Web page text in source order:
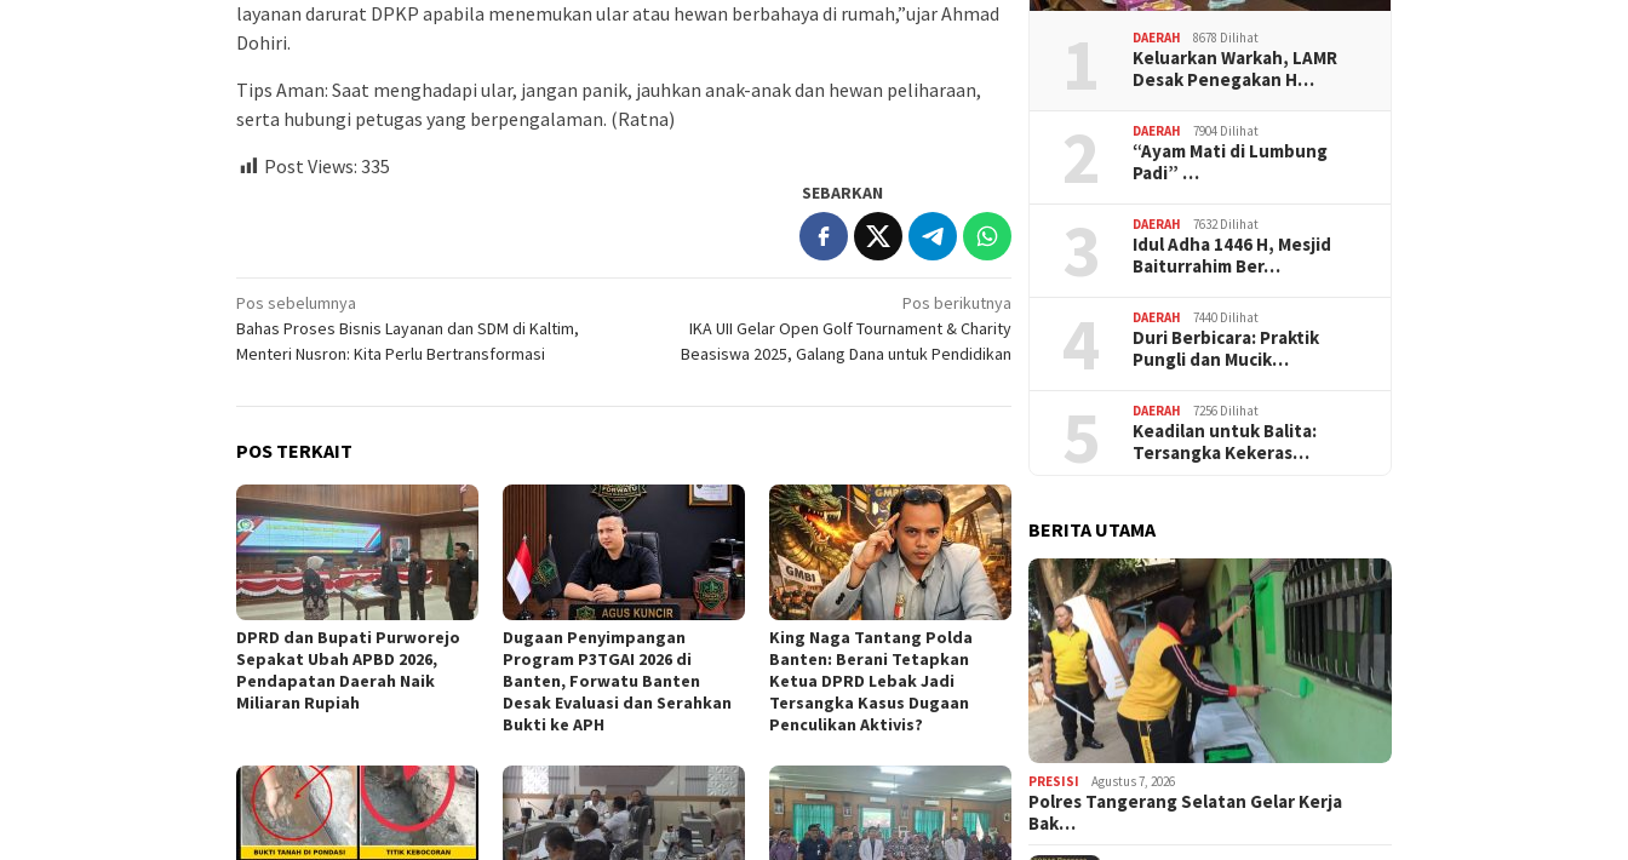
layanan darurat DPKP apabila menemukan ular atau hewan berbahaya di rumah,”ujar Ahmad
Dohiri.
Tips Aman: Saat menghadapi ular, jangan panik, jauhkan anak-anak dan hewan peliharaan,
serta hubungi petugas yang berpengalaman. (Ratna)
Post Views: 335
SEBARKAN
Navigasi
pos
Pos sebelumnya
Bahas Proses Bisnis Layanan dan SDM di Kaltim,
Menteri Nusron: Kita Perlu Bertransformasi
Pos berikutnya
IKA UII Gelar Open Golf Tournament & Charity
Beasiswa 2025, Galang Dana untuk Pendidikan
POS TERKAIT
DPRD dan Bupati Purworejo
Sepakat Ubah APBD 2026,
Pendapatan Daerah Naik
Miliaran Rupiah ‎
Dugaan Penyimpangan
Program P3TGAI 2026 di
Banten, Forwatu Banten
Desak Evaluasi dan Serahkan
Bukti ke APH
‎King Naga Tantang Polda
Banten: Berani Tetapkan
Ketua DPRD Lebak Jadi
Tersangka Kasus Dugaan
Penculikan Aktivis? ‎
1 DAERAH 8678 Dilihat
Keluarkan Warkah, LAMR
Desak Penegakan H…
2 DAERAH 7904 Dilihat
“Ayam Mati di Lumbung
Padi” …
3 DAERAH 7632 Dilihat
Idul Adha 1446 H, Mesjid
Baiturrahim Ber…
4 DAERAH 7440 Dilihat
Duri Berbicara: Praktik
Pungli dan Mucik…
5 DAERAH 7256 Dilihat
Keadilan untuk Balita:
Tersangka Kekeras…
BERITA UTAMA
PRESISI Agustus 7, 2026
Polres Tangerang Selatan Gelar Kerja
Bak…